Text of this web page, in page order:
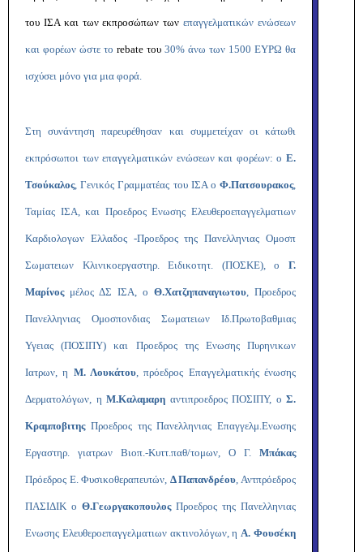
του ΙΣΑ και των εκπροσώπων τωνεπαγγελματικών ενώσεων
και φορέων ώστε το rebate του 30% άνω των 1500 ΕΥΡΩ θα
ισχύσει μόνο για μια φορά.
Στη συνάντηση παρευρέθησαν και συμμετείχαν οι κάτωθι
εκπρόσωποι των επαγγελματικών ενώσεων και φορέων: ο Ε.
Τσούκαλος, Γενικός Γραμματέας του ΙΣΑ ο Φ.Πατσουρακος,
Ταμίας ΙΣΑ, και Προεδρος Ενωσης Ελευθεροεπαγγελματιων
Καρδιολογων Ελλαδος -Προεδρος της Πανελληνιας Ομοσπ
Σωματειων Κλινικοεργαστηρ. Ειδικοτητ. (ΠΟΣΚΕ), ο Γ.
Μαρίνοςμέλος ΔΣ ΙΣΑ, ο Θ.Χατζηπαναγιωτου, Προεδρος
Πανελληνιας Ομοσπονδιας Σωματειων Ιδ.Πρωτοβαθμιας
Υγειας (ΠΟΣΙΠΥ) και Προεδρος της Ενωσης Πυρηνικων
Ιατρων, η Μ. Λουκάτου, πρόεδρος Επαγγελματικής ένωσης
Δερματολόγων, η Μ.Καλαμαρη αντιπροεδρος ΠΟΣΙΠΥ, ο Σ.
ΚραμποβιτηςΠροεδρος της Πανελληνιας Επαγγελμ.Ενωσης
Εργαστηρ. γιατρων Βιοπ.-Κυττ.παθ/τομων, Ο Γ. Μπάκας
Πρόεδρος Ε. Φυσικοθεραπευτών, Δ Παπανδρέου, Αντπρόεδρος
ΠΑΣΙΔΙΚ ο Θ.ΓεωργακοπουλοςΠροεδρος της Πανελληνιας
Ενωσης Ελευθεροεπαγγελματιων ακτινολόγων, ηΑ. Φουσέκη